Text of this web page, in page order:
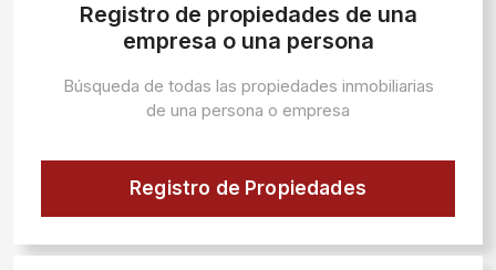
Registro de propiedades de una
empresa o una persona
Búsqueda de todas las propiedades inmobiliarias
de una persona o empresa
Registro de Propiedades